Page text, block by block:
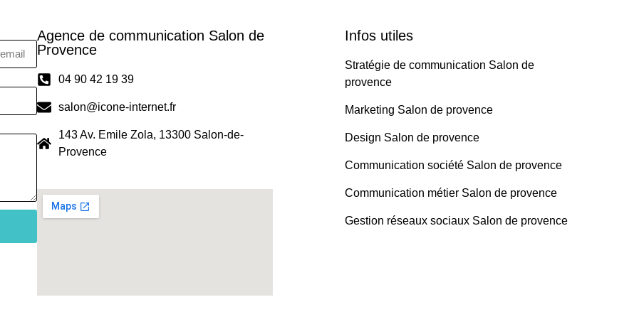
Agence de communication Salon de
Provence
04 90 42 19 39
salon@icone-internet.fr
143 Av. Emile Zola, 13300 Salon-de-
Provence
Infos utiles
Stratégie de communication Salon de
provence
Marketing Salon de provence
Design Salon de provence
Communication société Salon de provence
Communication métier Salon de provence
Gestion réseaux sociaux Salon de provence